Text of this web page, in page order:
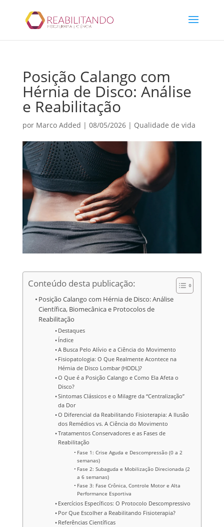
Posição Calango com
Hérnia de Disco: Análise
e Reabilitação
por Marco Added | 08/05/2026| Qualidade de vida
Conteúdo desta publicação:
Posição Calango com Hérnia de Disco: Análise
Científica, Biomecânica e Protocolos de
Reabilitação
Destaques
Índice
A Busca Pelo Alívio e a Ciência do Movimento
Fisiopatologia: O Que Realmente Acontece na
Hérnia de Disco Lombar (HDDL)?
O Que é a Posição Calango e Como Ela Afeta o
Disco?
Sintomas Clássicos e o Milagre da “Centralização”
da Dor
O Diferencial da Reabilitando Fisioterapia: A Ilusão
dos Remédios vs. A Ciência do Movimento
Tratamentos Conservadores e as Fases de
Reabilitação
Fase 1: Crise Aguda e Descompressão (0 a 2
semanas)
Fase 2: Subaguda e Mobilização Direcionada (2
a 6 semanas)
Fase 3: Fase Crônica, Controle Motor e Alta
Performance Esportiva
Exercícios Específicos: O Protocolo Descompressivo
Por Que Escolher a Reabilitando Fisioterapia?
Referências Científicas